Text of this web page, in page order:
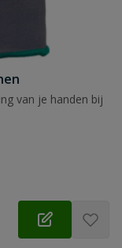
van je handen bij